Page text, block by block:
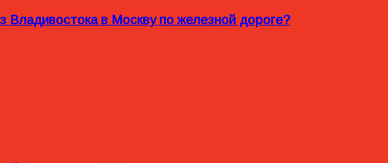
Владивостока в Москву по железной дороге?